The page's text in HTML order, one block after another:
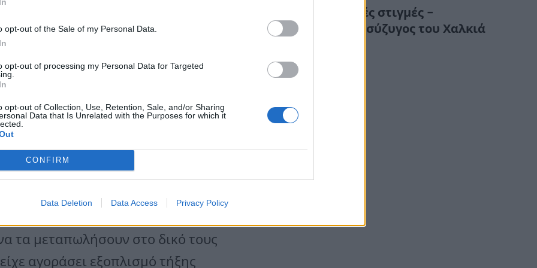
opt-out of the Sale of my Personal Data.
opt-out of processing my Personal Data for Targeted
opt-out of Collection, Use, Retention, Sale, and/or Sharing
Data that Is Unrelated with the Purposes for which it
CONFIRM
Data Deletion Data Access Privacy Policy
αυτοκίνητα
το 1.000.000 ευρώ σε λίγους
παράνομων εσόδων με
αδέρφια, έκαναν ριζική
περιοχή των Άνω Λιοσίων
ως επαγγελματικούς χώρους.
με σκοπό να ανοίξουν
παραγγελίες χρυσαφικών
χρυσοχοΐας στο κέντρο
τα μεταπωλήσουν στο δικό τους
αγοράσει εξοπλισμό τήξης
Συγκλονιστικές στιγμές –
Κατέρρευσε η σύζυγος του Χαλκιά